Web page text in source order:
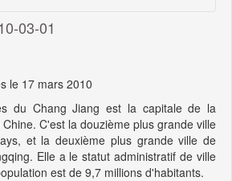
03-01
le 17 mars 2010
du Chang Jiang est la capitale de la
C'est la douzième plus grande ville
et la deuxième plus grande ville de
Elle a le statut administratif de ville
est de 9,7 millions d'habitants.